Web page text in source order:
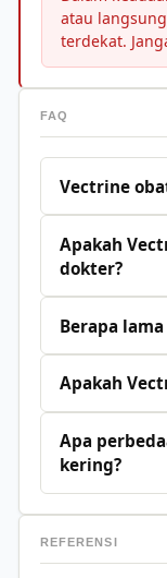
atau
terdekat.
FAQ
Vectrine
Apakah
dokter?
Berapa
Apakah
Apa
kering?
REFERENSI